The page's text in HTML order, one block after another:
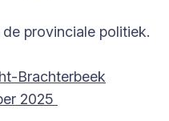
provinciale politiek.
Brachterbeek
2025